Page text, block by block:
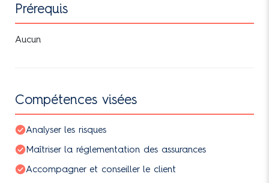
Prérequis
Aucun
Compétences visées
Analyser les risques
Maîtriser la réglementation des assurances
Accompagner et conseiller le client